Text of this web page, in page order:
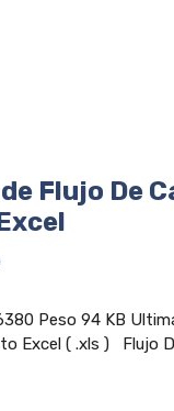
Flujo De
Peso 94 KB
Excel ( .xls ) Flujo